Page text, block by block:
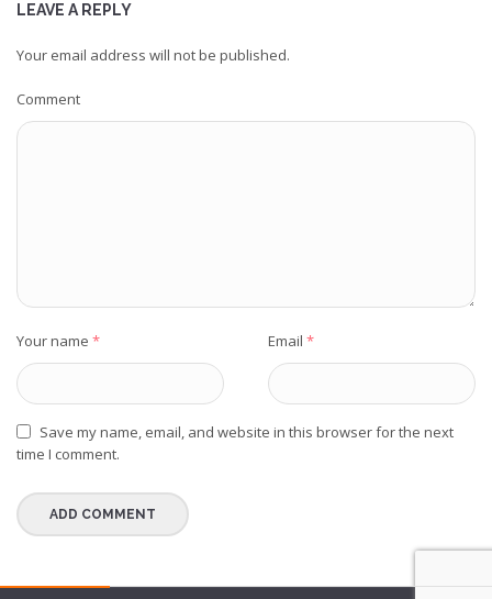
LEAVE A REPLY
Your email address will not be published.
Comment
Your name * Email *
Save my name, email, and website in this browser for the next
time I comment.